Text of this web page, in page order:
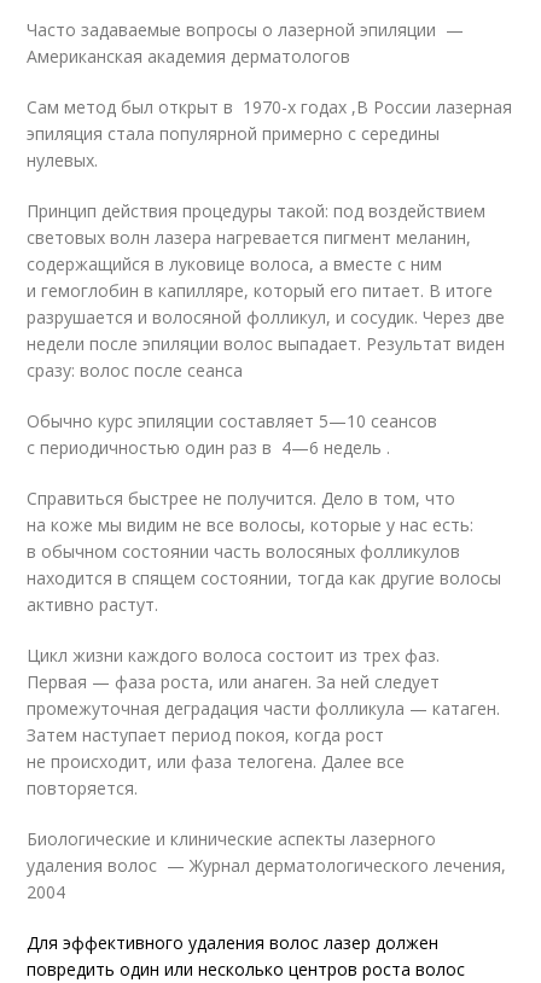
Часто задаваемые вопросы о лазерной эпиляции —
Американская академия дерматологов
Сам метод был открыт в 1970-х годах ,В России лазерная
эпиляция стала популярной примерно с середины
нулевых.
Принцип действия процедуры такой: под воздействием
световых волн лазера нагревается пигмент меланин,
содержащийся в луковице волоса, а вместе с ним
и гемоглобин в капилляре, который его питает. В итоге
разрушается и волосяной фолликул, и сосудик. Через две
недели после эпиляции волос выпадает. Результат виден
сразу: волос после сеанса
Обычно курс эпиляции составляет 5—10 сеансов
с периодичностью один раз в 4—6 недель .
Справиться быстрее не получится. Дело в том, что
на коже мы видим не все волосы, которые у нас есть:
в обычном состоянии часть волосяных фолликулов
находится в спящем состоянии, тогда как другие волосы
активно растут.
Цикл жизни каждого волоса состоит из трех фаз.
Первая — фаза роста, или анаген. За ней следует
промежуточная деградация части фолликула — катаген.
Затем наступает период покоя, когда рост
не происходит, или фаза телогена. Далее все
повторяется.
Биологические и клинические аспекты лазерного
удаления волос — Журнал дерматологического лечения,
2004
Для эффективного удаления волос лазер должен
повредить один или несколько центров роста волос